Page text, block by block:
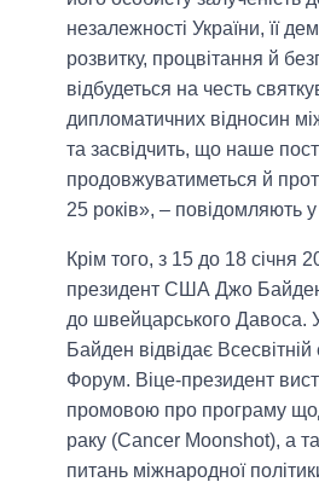
незалежності України, її
розвитку, процвітання й
відбудеться на честь
дипломатичних відносин
та засвідчить, що наше
продовжуватиметься й
25 років», – повідомляють у
Крім того, з 15 до 18 січня
президент США Джо Байден
до швейцарського Давоса.
Байден відвідає
Форум. Віце-президент
промовою про програму
раку (Cancer Moonshot), а
питань міжнародної